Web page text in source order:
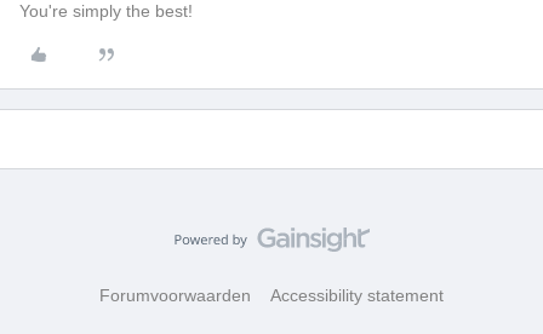
You're simply the best!
Forumvoorwaarden Accessibility statement